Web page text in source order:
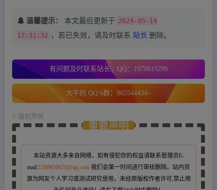
温馨提示： 本文最后更新于 2024-05-14
17:31:32
，若已失效，请及时联系 站长 删除。
有问题及时联系站长，QQ：1970819299
大牛的 QQ 6群：865544434~
版权声明
重要声明
本站资源大多来自网络，如有侵犯你的权益请联系管理员E-
mail:1589650676@qq.com 我们会第一时间进行审核删除。站内资
源为网友个人学习或测试研究使用，未经原版权作者许可,禁止用